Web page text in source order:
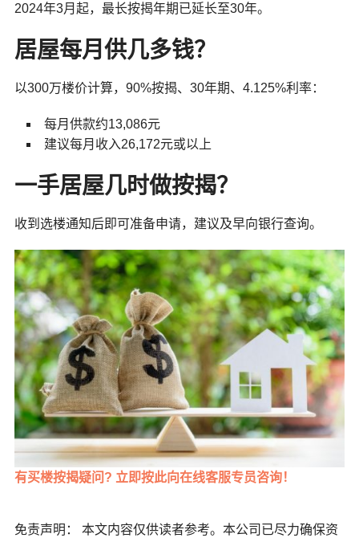
2024年3月起，最长按揭年期已延长至30年。
居屋每月供几多钱？
以300万楼价计算，90%按揭、30年期、4.125%利率：
每月供款约13,086元
建议每月收入26,172元或以上
一手居屋几时做按揭？
收到选楼通知后即可准备申请，建议及早向银行查询。
有买楼按揭疑问? 立即按此向在线客服专员咨询！
免责声明： 本文内容仅供读者参考。本公司已尽力确保资